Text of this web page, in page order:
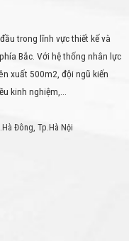
trong lĩnh vực thiết kế và
Bắc. Với hệ thống nhân lực
xuất 500m2, đội ngũ kiến
kinh nghiệm,...
Đông, Tp.Hà Nội